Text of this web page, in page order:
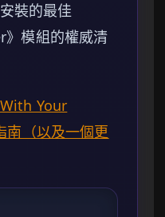
裝的最佳
》模組的權威清
Your
（以及一個更